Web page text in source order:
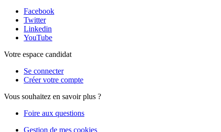
Facebook
Twitter
Linkedin
YouTube
Votre espace candidat
Se connecter
Créer votre compte
Vous souhaitez en savoir plus ?
Foire aux questions
Gestion de mes cookies